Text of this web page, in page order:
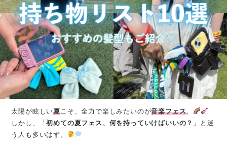
太陽が眩しい夏 こそ、全力で楽しみたいのが音楽フェス。
しかし、「初めての夏フェス、何を持っていけばいいの？ 」と迷
う人も多いはず。